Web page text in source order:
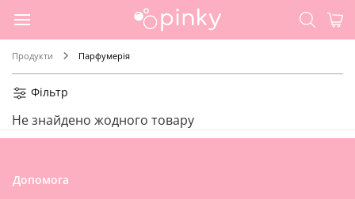
Продукти Парфумерія
Фільтр
Не знайдено жодного товару
Допомога